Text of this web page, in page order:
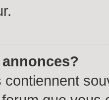
contiennent